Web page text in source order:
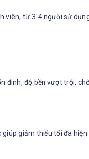
viên, từ 3-4 người sử dụng.
đinh, độ bền vượt trội,
giảm thiểu tối đa